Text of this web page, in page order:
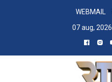
WEBMAIL
07 aug, 2026